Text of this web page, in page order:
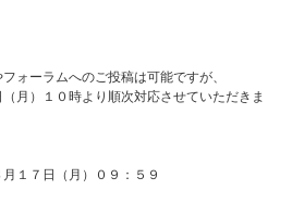
ォーラムへのご投稿は可能ですが、
月）１０時より順次対応させていただきま
１７日（月）０９：５９